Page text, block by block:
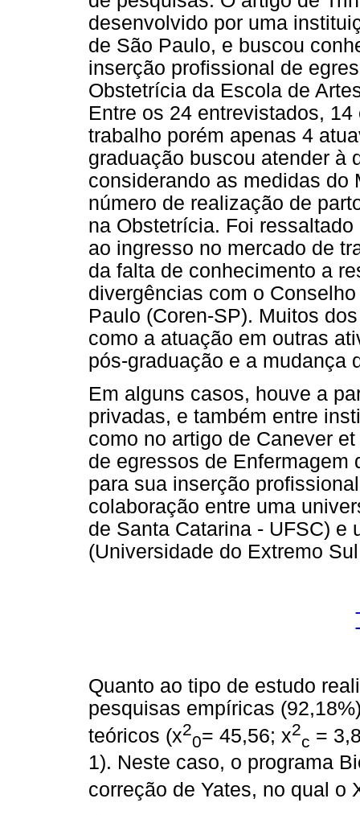
desenvolvido por uma
de São Paulo, e buscou
inserção profissional de
Obstetrícia da Escola de
Entre os 24 entrevistados,
trabalho porém apenas 4
graduação buscou atender à
considerando as medidas do
número de realização de
na Obstetrícia. Foi
ao ingresso no mercado de
da falta de conhecimento a
divergências com o
Paulo (Coren-SP). Muitos
como a atuação em outras
pós-graduação e a mudança
Em alguns casos, houve a
privadas, e também entre
como no artigo de Canever
de egressos de Enfermagem
para sua inserção
colaboração entre uma
de Santa Catarina - UFSC) e
(Universidade do Extremo
Quanto ao tipo de estudo
pesquisas empíricas
teóricos (x2
0= 45,56; x2
c =
1). Neste caso, o programa
correção de Yates, no qual o